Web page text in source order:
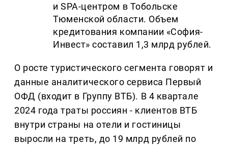
и SPA-центром в Тобольске
Тюменской области. Объем
кредитования компании «София-
Инвест» составил 1,3 млрд рублей.
О росте туристического сегмента говорят и
данные аналитического сервиса Первый
ОФД (входит в Группу ВТБ). В 4 квартале
2024 года траты россиян - клиентов ВТБ
внутри страны на отели и гостиницы
выросли на треть, до 19 млрд рублей по